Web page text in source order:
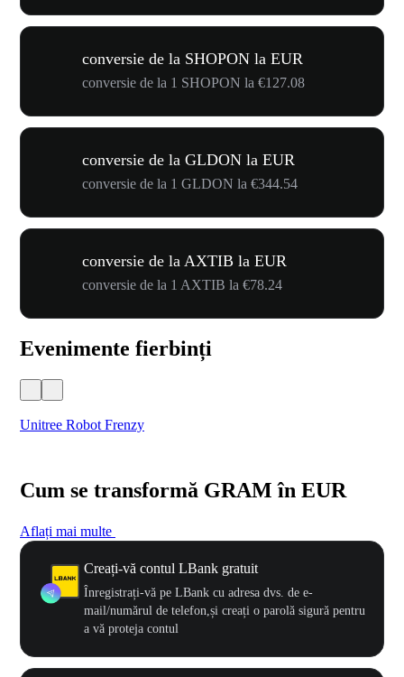
conversie de la SHOPON la EUR
conversie de la 1 SHOPON la €127.08
conversie de la GLDON la EUR
conversie de la 1 GLDON la €344.54
conversie de la AXTIB la EUR
conversie de la 1 AXTIB la €78.24
Evenimente fierbinți
Unitree Robot Frenzy
Cum se transformă GRAM în EUR
Aflați mai multe
Creați-vă contul LBank gratuit
Înregistrați-vă pe LBank cu adresa dvs. de e-
mail/numărul de telefon,și creați o parolă sigură pentru
a vă proteja contul